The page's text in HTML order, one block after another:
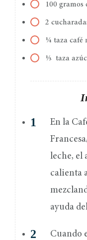
100 gramos
2
¼ taza café
⅓ taza
En la
leche, el
calienta
ayuda
Cuando